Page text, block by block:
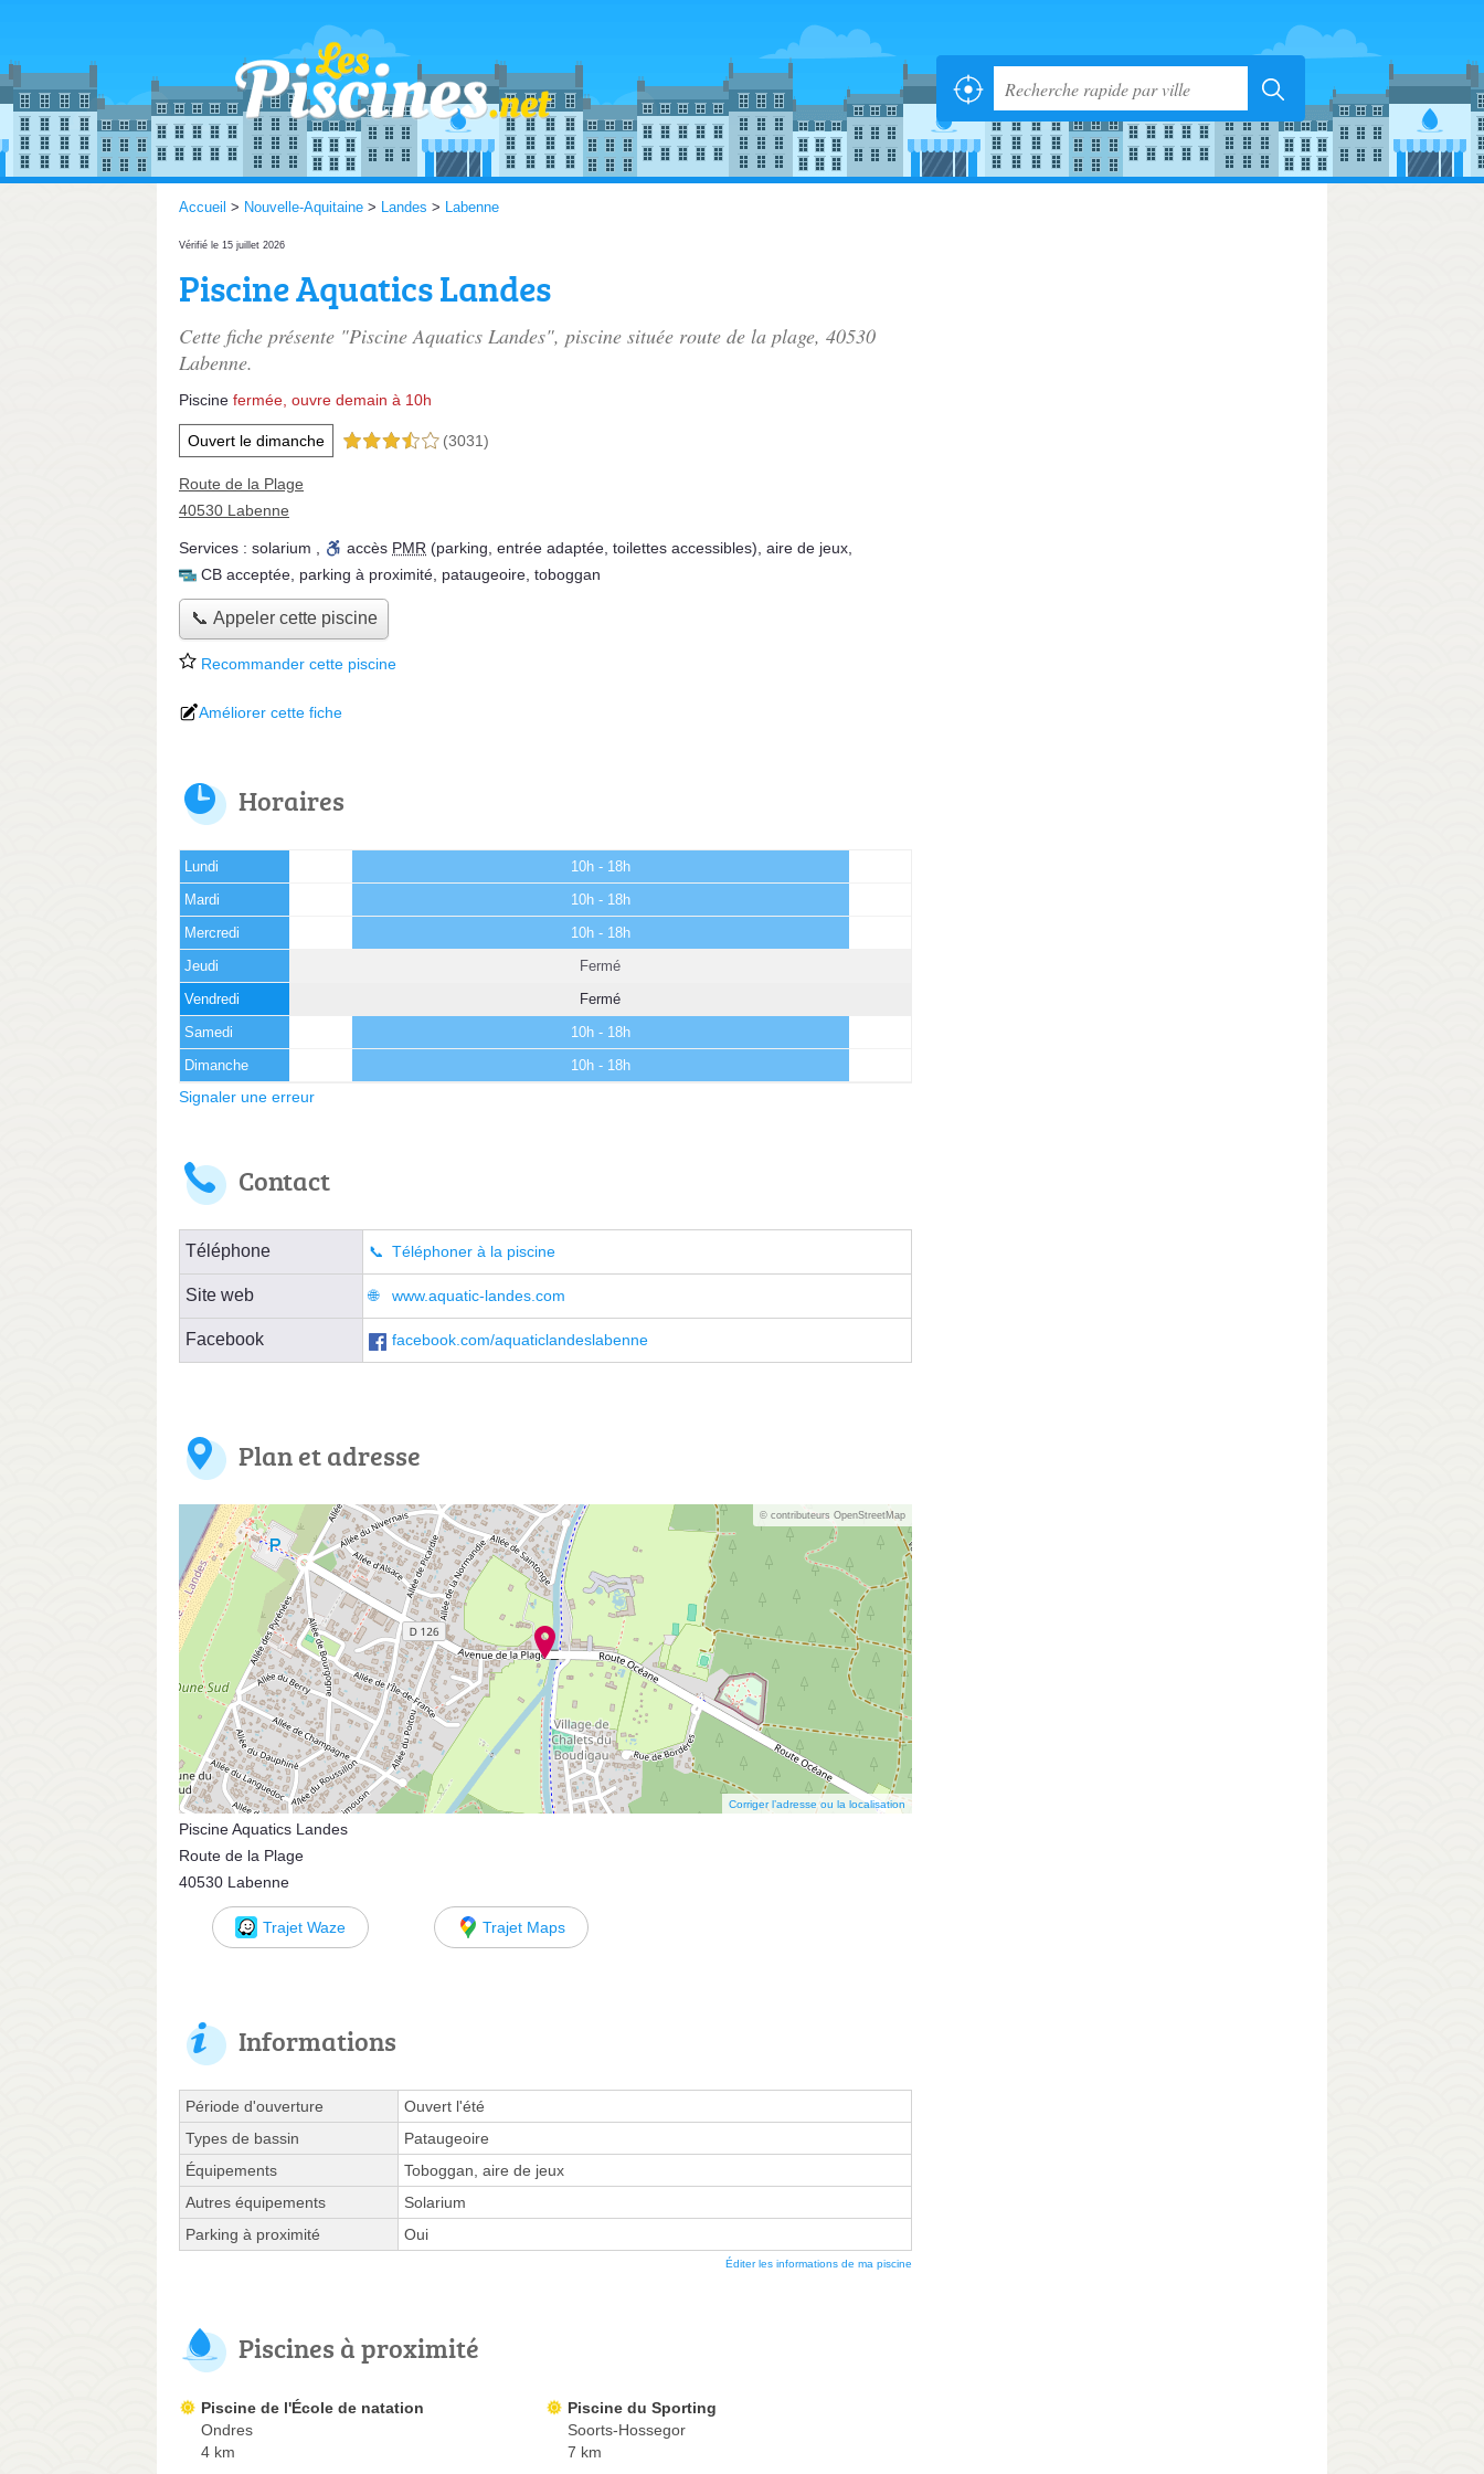
Accueil > Nouvelle-Aquitaine > Landes > Labenne
Vérifié le 15 juillet 2026
Piscine Aquatics Landes
Cette fiche présente "Piscine Aquatics Landes", piscine située route de la plage, 40530
Labenne.
Piscine fermée, ouvre demain à 10h
Ouvert le dimanche 3,5 étoiles sur 5 (3031)
Route de la Plage
40530 Labenne
Services : solarium accès PMR (parking, entrée adaptée, toilettes accessibles) aire de jeux
CB acceptée parking à proximité pataugeoire toboggan
📞 Appeler cette piscine
Recommander cette piscine
Améliorer cette fiche
Horaires
Lundi 10h - 18h
Mardi 10h - 18h
Mercredi 10h - 18h
Jeudi Fermé
Vendredi Fermé
Samedi 10h - 18h
Dimanche 10h - 18h
Signaler une erreur
Contact
Téléphone Téléphoner à la piscine
Site web www.aquatic-landes.com
Facebook facebook.com/aquaticlandeslabenne
Plan et adresse
© contributeurs OpenStreetMap
Corriger l’adresse ou la localisation
Piscine Aquatics Landes
Route de la Plage
40530 Labenne
Trajet Waze Trajet Maps
Informations
Période d'ouverture
Ouvert l'été
Types de bassin
Pataugeoire
Équipements
Toboggan, aire de jeux
Autres équipements
Solarium
Parking à proximité
Oui
Éditer les informations de ma piscine
Piscines à proximité
Piscine de l'École de natation
Ondres
4 km
Piscine du Sporting
Soorts-Hossegor
7 km